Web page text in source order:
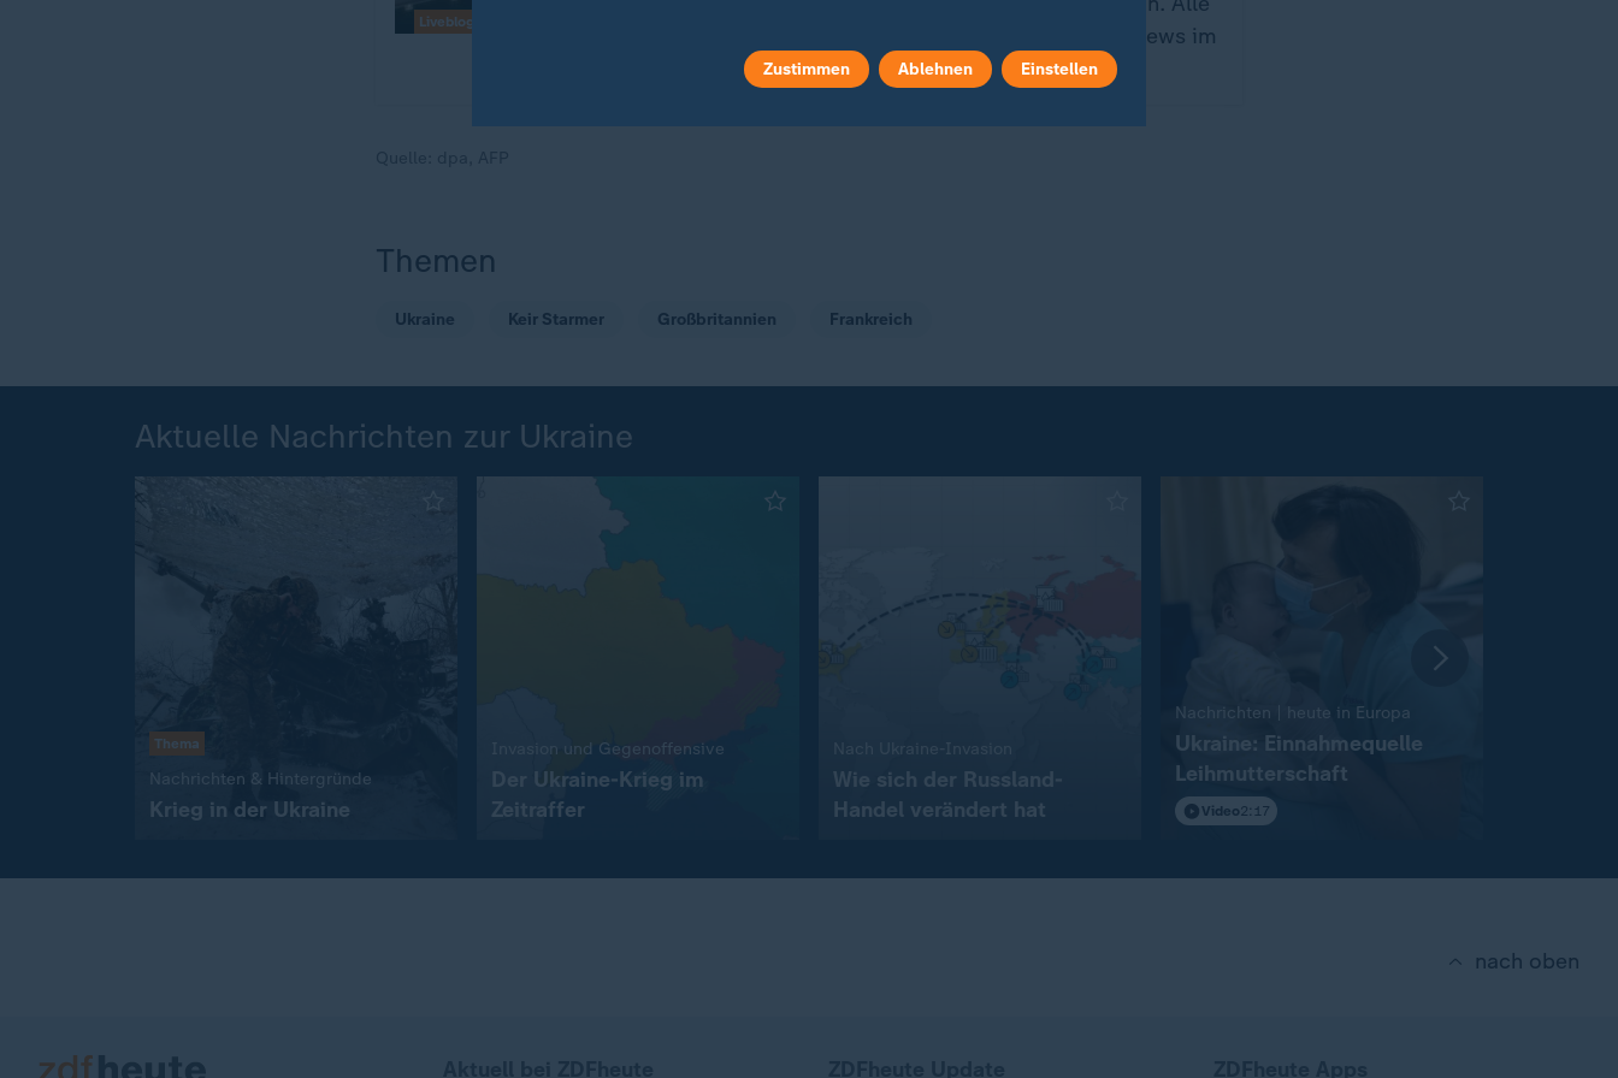
Entwicklungen und Ukraine-News im
Liveticker.
Liveblog
Themen
Ukraine Keir Starmer Großbritannien Frankreich
Aktuelle Nachrichten zur Ukraine
Thema
Nachrichten & Hintergründe
Krieg in der Ukraine
Invasion und Gegenoffensive
Der Ukraine-Krieg im
Zeitraffer
Nach Ukraine-Invasion
Wie sich der Russland-
Handel verändert hat
Nachrichten | heute in Europa
Ukraine: Einnahmequelle
Leihmutterschaft
Video2:17
nach oben
Zustimmen Ablehnen Einstellen